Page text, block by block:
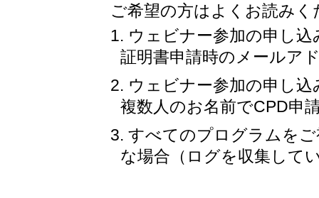
ご希望の方はよくお読みく
ウェビナー参加の申し
証明書申請時のメールア
ウェビナー参加の申し
複数人のお名前でCPD申
すべてのプログラムを
な場合（ログを収集して